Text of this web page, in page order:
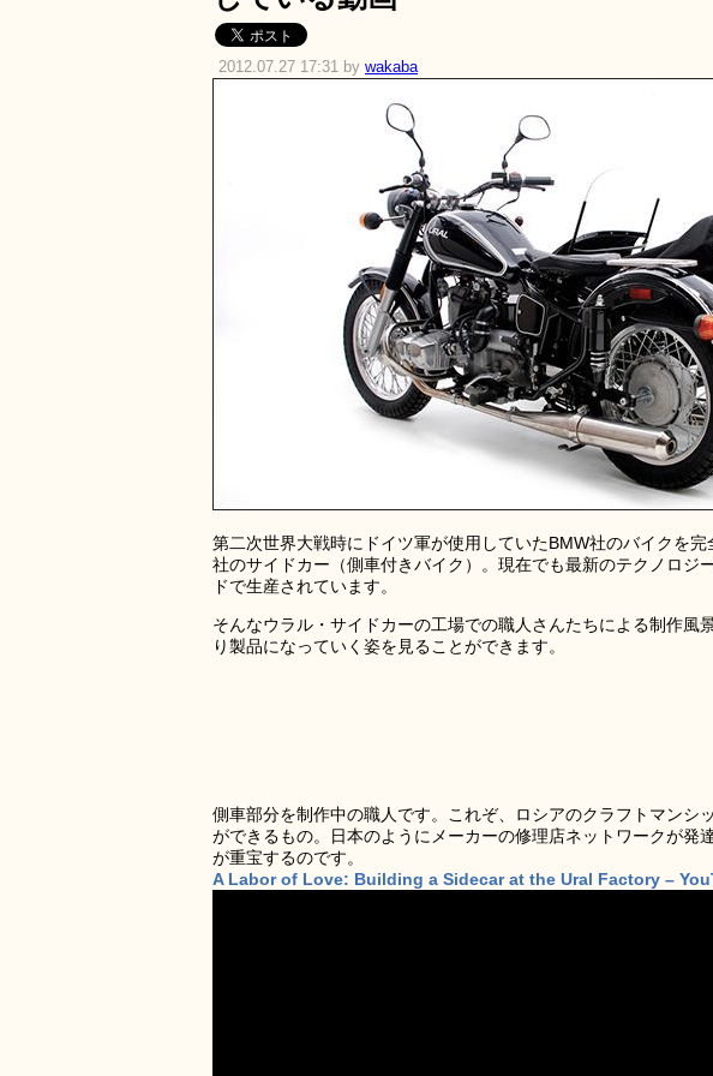
2012.07.27 17:31 by wakaba
第二次世界大戦時にドイツ軍が使用していたBMW社のバイクを
社のサイドカー（側車付きバイク）。現在でも最新のテクノロジ
ドで生産されています。
そんなウラル・サイドカーの工場での職人さんたちによる制作風
り製品になっていく姿を見ることができます。
側車部分を制作中の職人です。これぞ、ロシアのクラフトマンシ
ができるもの。日本のようにメーカーの修理店ネットワークが発
が重宝するのです。
A Labor of Love: Building a Sidecar at the Ural Factory –